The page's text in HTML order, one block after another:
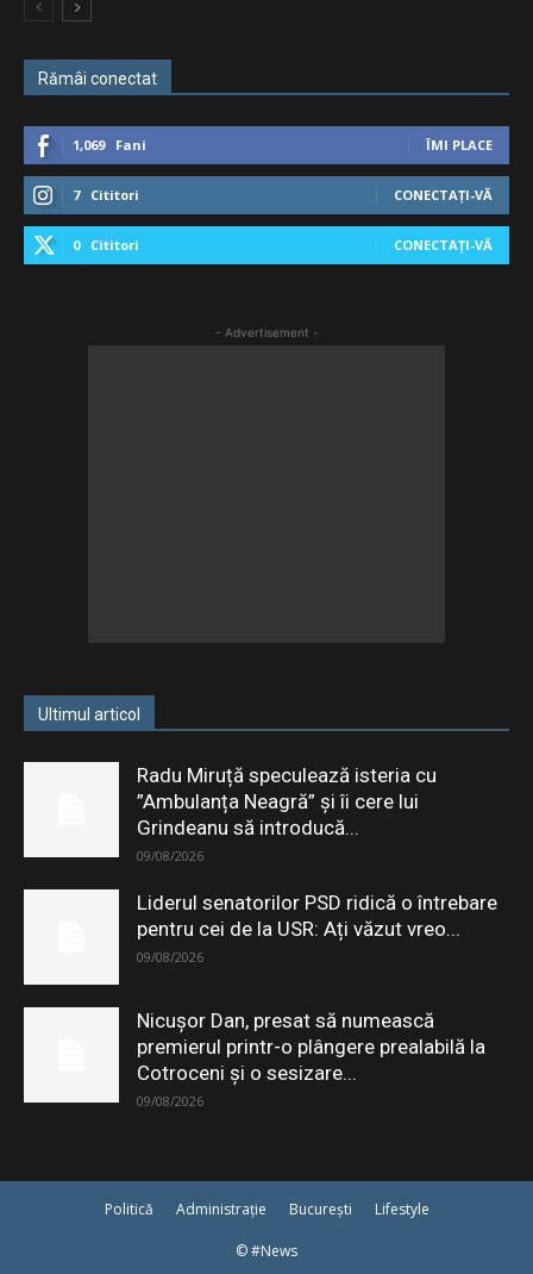
Rămâi conectat
1,069 Fani ÎMI PLACE
7 Cititori CONECTAȚI-VĂ
0 Cititori CONECTAȚI-VĂ
- Advertisement -
Ultimul articol
Radu Miruță speculează isteria cu
”Ambulanța Neagră” și îi cere lui
Grindeanu să introducă...
09/08/2026
Liderul senatorilor PSD ridică o întrebare
pentru cei de la USR: Ați văzut vreo...
09/08/2026
Nicușor Dan, presat să numească
premierul printr-o plângere prealabilă la
Cotroceni și o sesizare...
09/08/2026
Politică Administrație București Lifestyle
© #News